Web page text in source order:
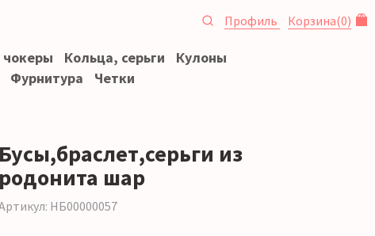
Профиль Корзина(0)
чокеры Кольца, серьги
Кулоны
Фурнитура Четки
Бусы,браслет,серьги из
родонита шар
НБ00000057